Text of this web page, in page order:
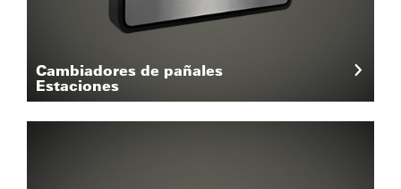
Cambiadores de pañales
Estaciones